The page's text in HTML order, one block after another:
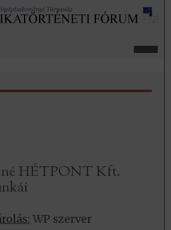
HÉTPONT Kft.
WP szerver